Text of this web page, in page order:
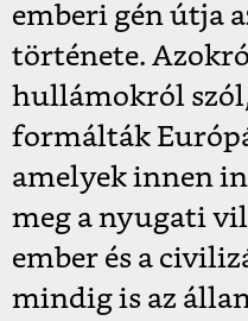
emberi gén útja
története.
hullámokról
formálták
amelyek innen
meg a nyugati
ember és a
mindig is az